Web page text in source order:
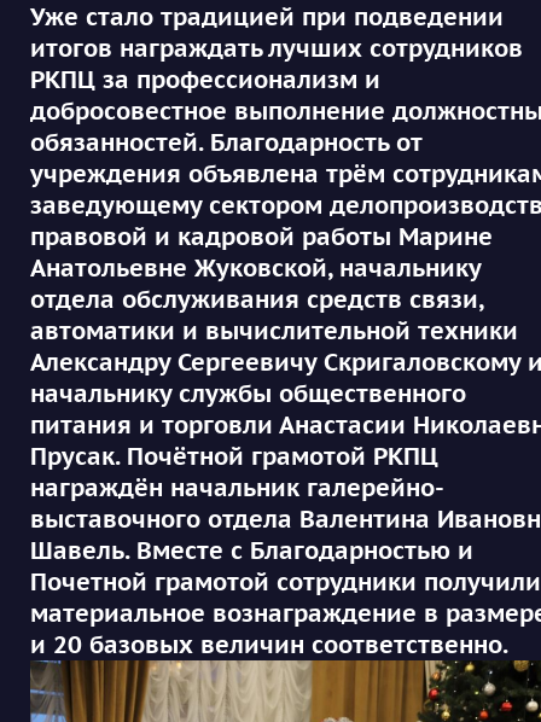
Уже стало традицией при подведении
итогов награждать лучших сотрудников
РКПЦ за профессионализм и
добросовестное выполнение
обязанностей. Благодарность от
учреждения объявлена трём
заведующему сектором
правовой и кадровой работы Марине
Анатольевне Жуковской, начальнику
отдела обслуживания средств связи,
автоматики и вычислительной техники
Александру Сергеевичу Скригаловскому
начальнику службы общественного
питания и торговли Анастасии
Прусак. Почётной грамотой РКПЦ
награждён начальник галерейно-
выставочного отдела Валентина
Шавель. Вместе с Благодарностью и
Почетной грамотой сотрудники получили
материальное вознаграждение в
и 20 базовых величин соответственно.